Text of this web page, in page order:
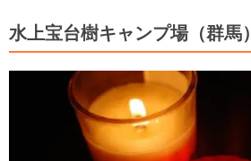
水上宝台樹キャンプ場（群馬）